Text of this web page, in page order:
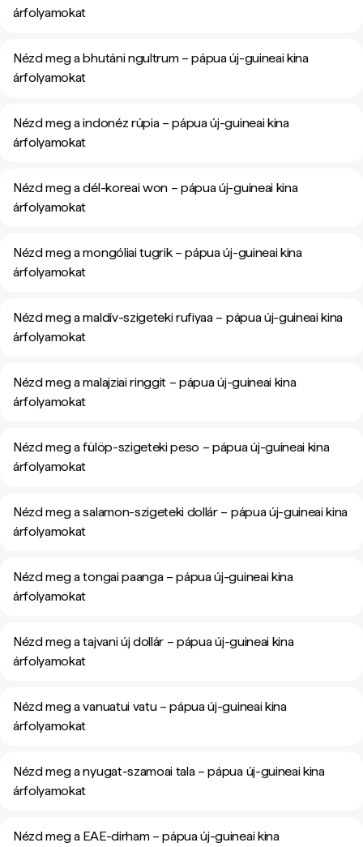
árfolyamokat
Nézd meg a bhutáni ngultrum – pápua új-guineai kina
árfolyamokat
Nézd meg a indonéz rúpia – pápua új-guineai kina
árfolyamokat
Nézd meg a dél-koreai won – pápua új-guineai kina
árfolyamokat
Nézd meg a mongóliai tugrik – pápua új-guineai kina
árfolyamokat
Nézd meg a maldív-szigeteki rufiyaa – pápua új-guineai kina
árfolyamokat
Nézd meg a malajziai ringgit – pápua új-guineai kina
árfolyamokat
Nézd meg a fülöp-szigeteki peso – pápua új-guineai kina
árfolyamokat
Nézd meg a salamon-szigeteki dollár – pápua új-guineai kina
árfolyamokat
Nézd meg a tongai paanga – pápua új-guineai kina
árfolyamokat
Nézd meg a tajvani új dollár – pápua új-guineai kina
árfolyamokat
Nézd meg a vanuatui vatu – pápua új-guineai kina
árfolyamokat
Nézd meg a nyugat-szamoai tala – pápua új-guineai kina
árfolyamokat
Nézd meg a EAE-dirham – pápua új-guineai kina